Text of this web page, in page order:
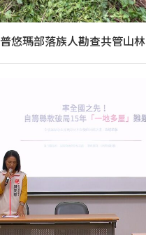
悠瑪部落族人勘查共管山林